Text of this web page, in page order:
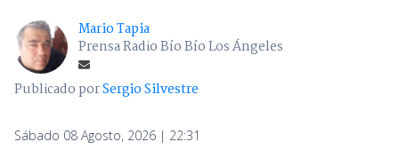
Mario Tapia
Prensa Radio Bío Bío Los Ángeles
Publicado porSergio Silvestre
Sábado 08 Agosto, 2026 | 22:31